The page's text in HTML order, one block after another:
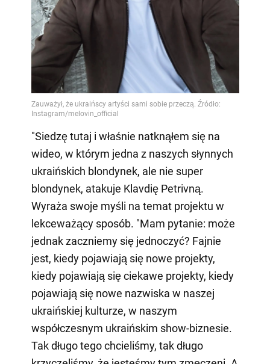
Video
"Siedzę tutaj i właśnie natknąłem się na
wideo, w którym jedna z naszych słynnych
ukraińskich blondynek, ale nie super
blondynek, atakuje Klavdię Petrivną.
Wyraża swoje myśli na temat projektu w
lekceważący sposób. "Mam pytanie: może
jednak zaczniemy się jednoczyć? Fajnie
jest, kiedy pojawiają się nowe projekty,
kiedy pojawiają się ciekawe projekty, kiedy
pojawiają się nowe nazwiska w naszej
ukraińskiej kulturze, w naszym
współczesnym ukraińskim show-biznesie.
Tak długo tego chcieliśmy, tak długo